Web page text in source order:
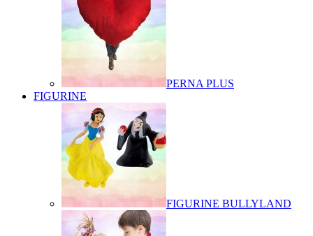
PERNA PLUS
FIGURINE
FIGURINE BULLYLAND